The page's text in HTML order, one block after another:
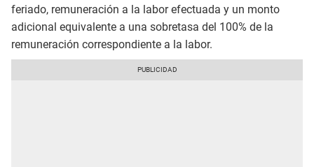
feriado, remuneración a la labor efectuada y un monto
adicional equivalente a una sobretasa del 100% de la
remuneración correspondiente a la labor.